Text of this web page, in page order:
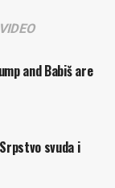
VIDEO
and Babiš are
Srpstvo svuda i